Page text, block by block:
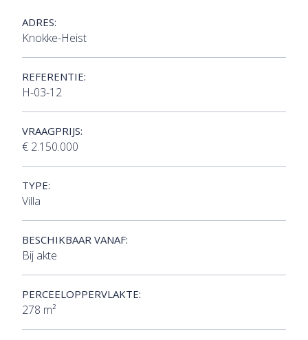
ADRES:
Knokke-Heist
REFERENTIE:
H-03-12
VRAAGPRIJS:
€ 2.150.000
TYPE:
Villa
BESCHIKBAAR VANAF:
Bij akte
PERCEELOPPERVLAKTE:
278 m²